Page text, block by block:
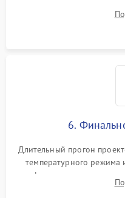
и устранения
шлейфов, установка
6.
Длительный прогон
температурного режима
фокуса,
таблицах. Проверка